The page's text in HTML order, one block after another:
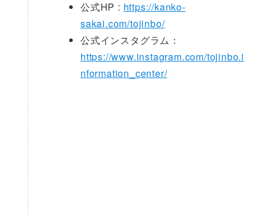
公式HP : https://kanko-
sakai.com/tojinbo/
公式インスタグラム：
https://www.instagram.com/tojinbo.i
nformation_center/